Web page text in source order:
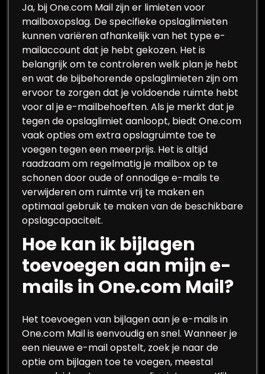
Ja, bij One.com Mail zijn er limieten voor
mailboxopslag. De specifieke opslaglimieten
kunnen variëren afhankelijk van het type e-
mailaccount dat je hebt gekozen. Het is
belangrijk om te controleren welk plan je hebt
en wat de bijbehorende opslaglimieten zijn om
ervoor te zorgen dat je voldoende ruimte hebt
voor al je e-mailbehoeften. Als je merkt dat je
tegen de opslaglimiet aanloopt, biedt One.com
vaak opties om extra opslagruimte toe te
voegen tegen een meerprijs. Het is altijd
raadzaam om regelmatig je mailbox op te
schonen door oude of onnodige e-mails te
verwijderen om ruimte vrij te maken en
optimaal gebruik te maken van de beschikbare
opslagcapaciteit.
Hoe kan ik bijlagen
toevoegen aan mijn e-
mails in One.com Mail?
Het toevoegen van bijlagen aan je e-mails in
One.com Mail is eenvoudig en snel. Wanneer je
een nieuwe e-mail opstelt, zoek je naar de
optie om bijlagen toe te voegen, meestal